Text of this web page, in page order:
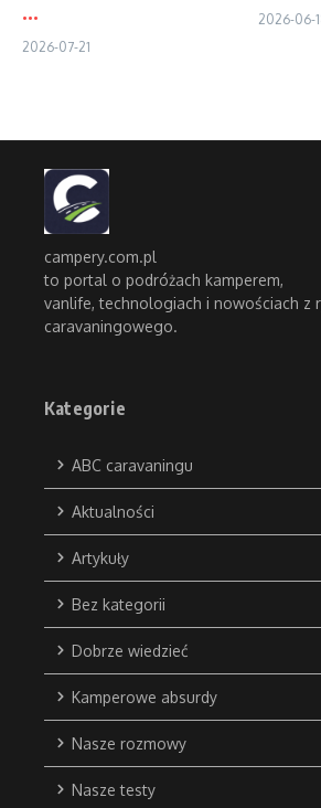
...
2026-07-21
2026-06-
campery.com.pl
to portal o podróżach kamperem,
vanlife, technologiach i nowościach z
caravaningowego.
Kategorie
ABC caravaningu
Aktualności
Artykuły
Bez kategorii
Dobrze wiedzieć
Kamperowe absurdy
Nasze rozmowy
Nasze testy